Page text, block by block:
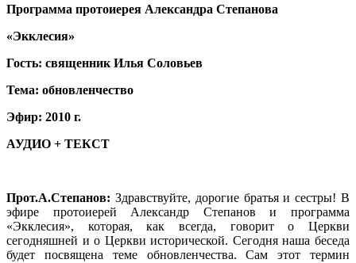
Программа протоиерея Александра Степанова
«Экклесия»
Гость: священник Илья Соловьев
Тема: обновленчество
Эфир: 2010 г.
АУДИО + ТЕКСТ
Прот.А.Степанов: Здравствуйте, дорогие братья и сестры! В
эфире протоиерей Александр Степанов и программа
«Экклесия», которая, как всегда, говорит о Церкви
сегодняшней и о Церкви исторической. Сегодня наша беседа
будет посвящена теме обновленчества. Сам этот термин